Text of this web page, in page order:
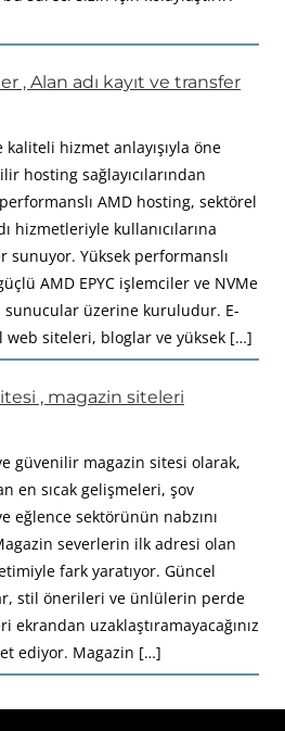
, Alan adı kayıt ve transfer
hizmet anlayışıyla öne
hosting sağlayıcılarından
AMD hosting, sektörel
hizmetleriyle kullanıcılarına
sunuyor. Yüksek performanslı
AMD EPYC işlemciler ve NVMe
sunucular üzerine kuruludur. E-
siteleri, bloglar ve yüksek […]
, magazin siteleri
güvenilir magazin sitesi olarak,
en sıcak gelişmeleri, şov
eğlence sektörünün nabzını
severlerin ilk adresi olan
fark yaratıyor. Güncel
stil önerileri ve ünlülerin perde
ekrandan uzaklaştıramayacağınız
ediyor. Magazin […]